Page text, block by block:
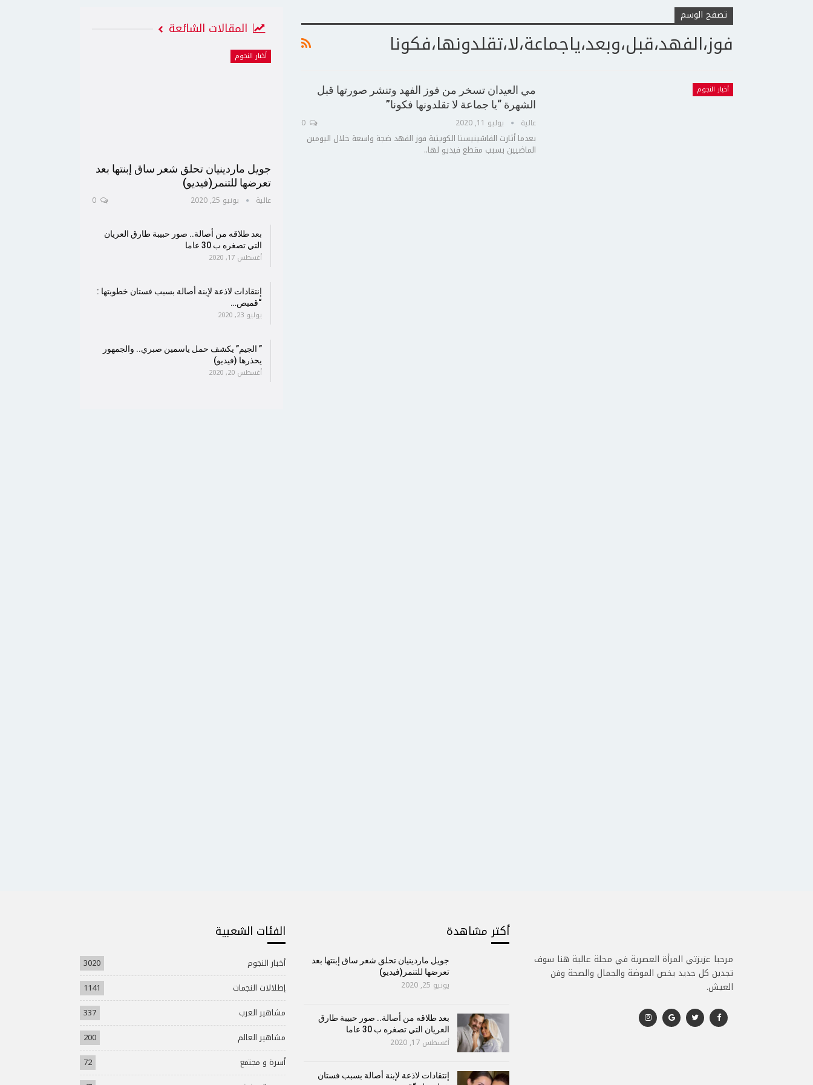
تصفح الوسم
فوز،الفهد،قبل،وبعد،ياجماعة،لا،تقلدونها،فكونا
أخبار النجوم
مي العيدان تسخر من فوز الفهد وتنشر صورتها قبل
الشهرة “يا جماعة لا تقلدونها فكونا”
عالية يوليو 11, 2020
بعدما أثارت الفاشينيستا الكويتية فوز الفهد ضجة واسعة خلال اليومين
الماضيين بسبب مقطع فيديو لها..
المقالات الشائعة
أخبار النجوم
جويل ماردينيان تحلق شعر ساق إبنتها بعد
تعرضها للتنمر(فيديو)
عالية يونيو 25, 2020
بعد طلاقه من أصالة.. صور حبيبة طارق العريان
التي تصغره ب 30 عاما
أغسطس 17, 2020
إنتقادات لاذعة لإبنة أصالة بسبب فستان خطوبتها :
“قميص…
يوليو 23, 2020
” الجيم” يكشف حمل ياسمين صبري.. والجمهور
يحذرها (فيديو)
أغسطس 20, 2020
مرحبا عزيزتي المرأة العصرية في مجلة عالية هنا سوف
تجدين كل جديد يخص الموضة والجمال والصحة وفن
العيش.
أكتر مشاهدة
جويل ماردينيان تحلق شعر ساق إبنتها بعد
تعرضها للتنمر(فيديو)
يونيو 25, 2020
بعد طلاقه من أصالة.. صور حبيبة طارق
العريان التي تصغره ب 30 عاما
أغسطس 17, 2020
إنتقادات لاذعة لإبنة أصالة بسبب فستان
الفئات الشعبية
أخبار النجوم
3020
إطلالات النجمات
1141
مشاهير العرب
337
مشاهير العالم
200
أسرة و مجتمع
72